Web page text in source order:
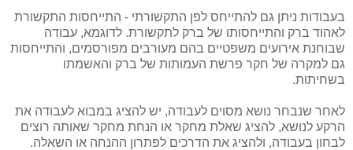
בעבודות ניתן גם להתייחס לפן התקשורתי - התייחסות התקשורת
לאהוד ברק והתייחסותו של ברק לתקשורת. לדוגמא, עבודה
שבוחנת אירועים משפטיים בהם מעורבים מפורסמים, והתייחסות
גם למקרה של חקר פרשת העמותות של ברק והאשמתו
בשחיתות.
לאחר שנבחר נושא מסוים לעבודה, יש להציג במבוא לעבודה את
הרקע לנושא, להציג שאלת מחקר או הנחת מחקר שאותה רוצים
לבחון בעבודה, ולהציג את הדרכים לפתרון ההנחה או השאלה.